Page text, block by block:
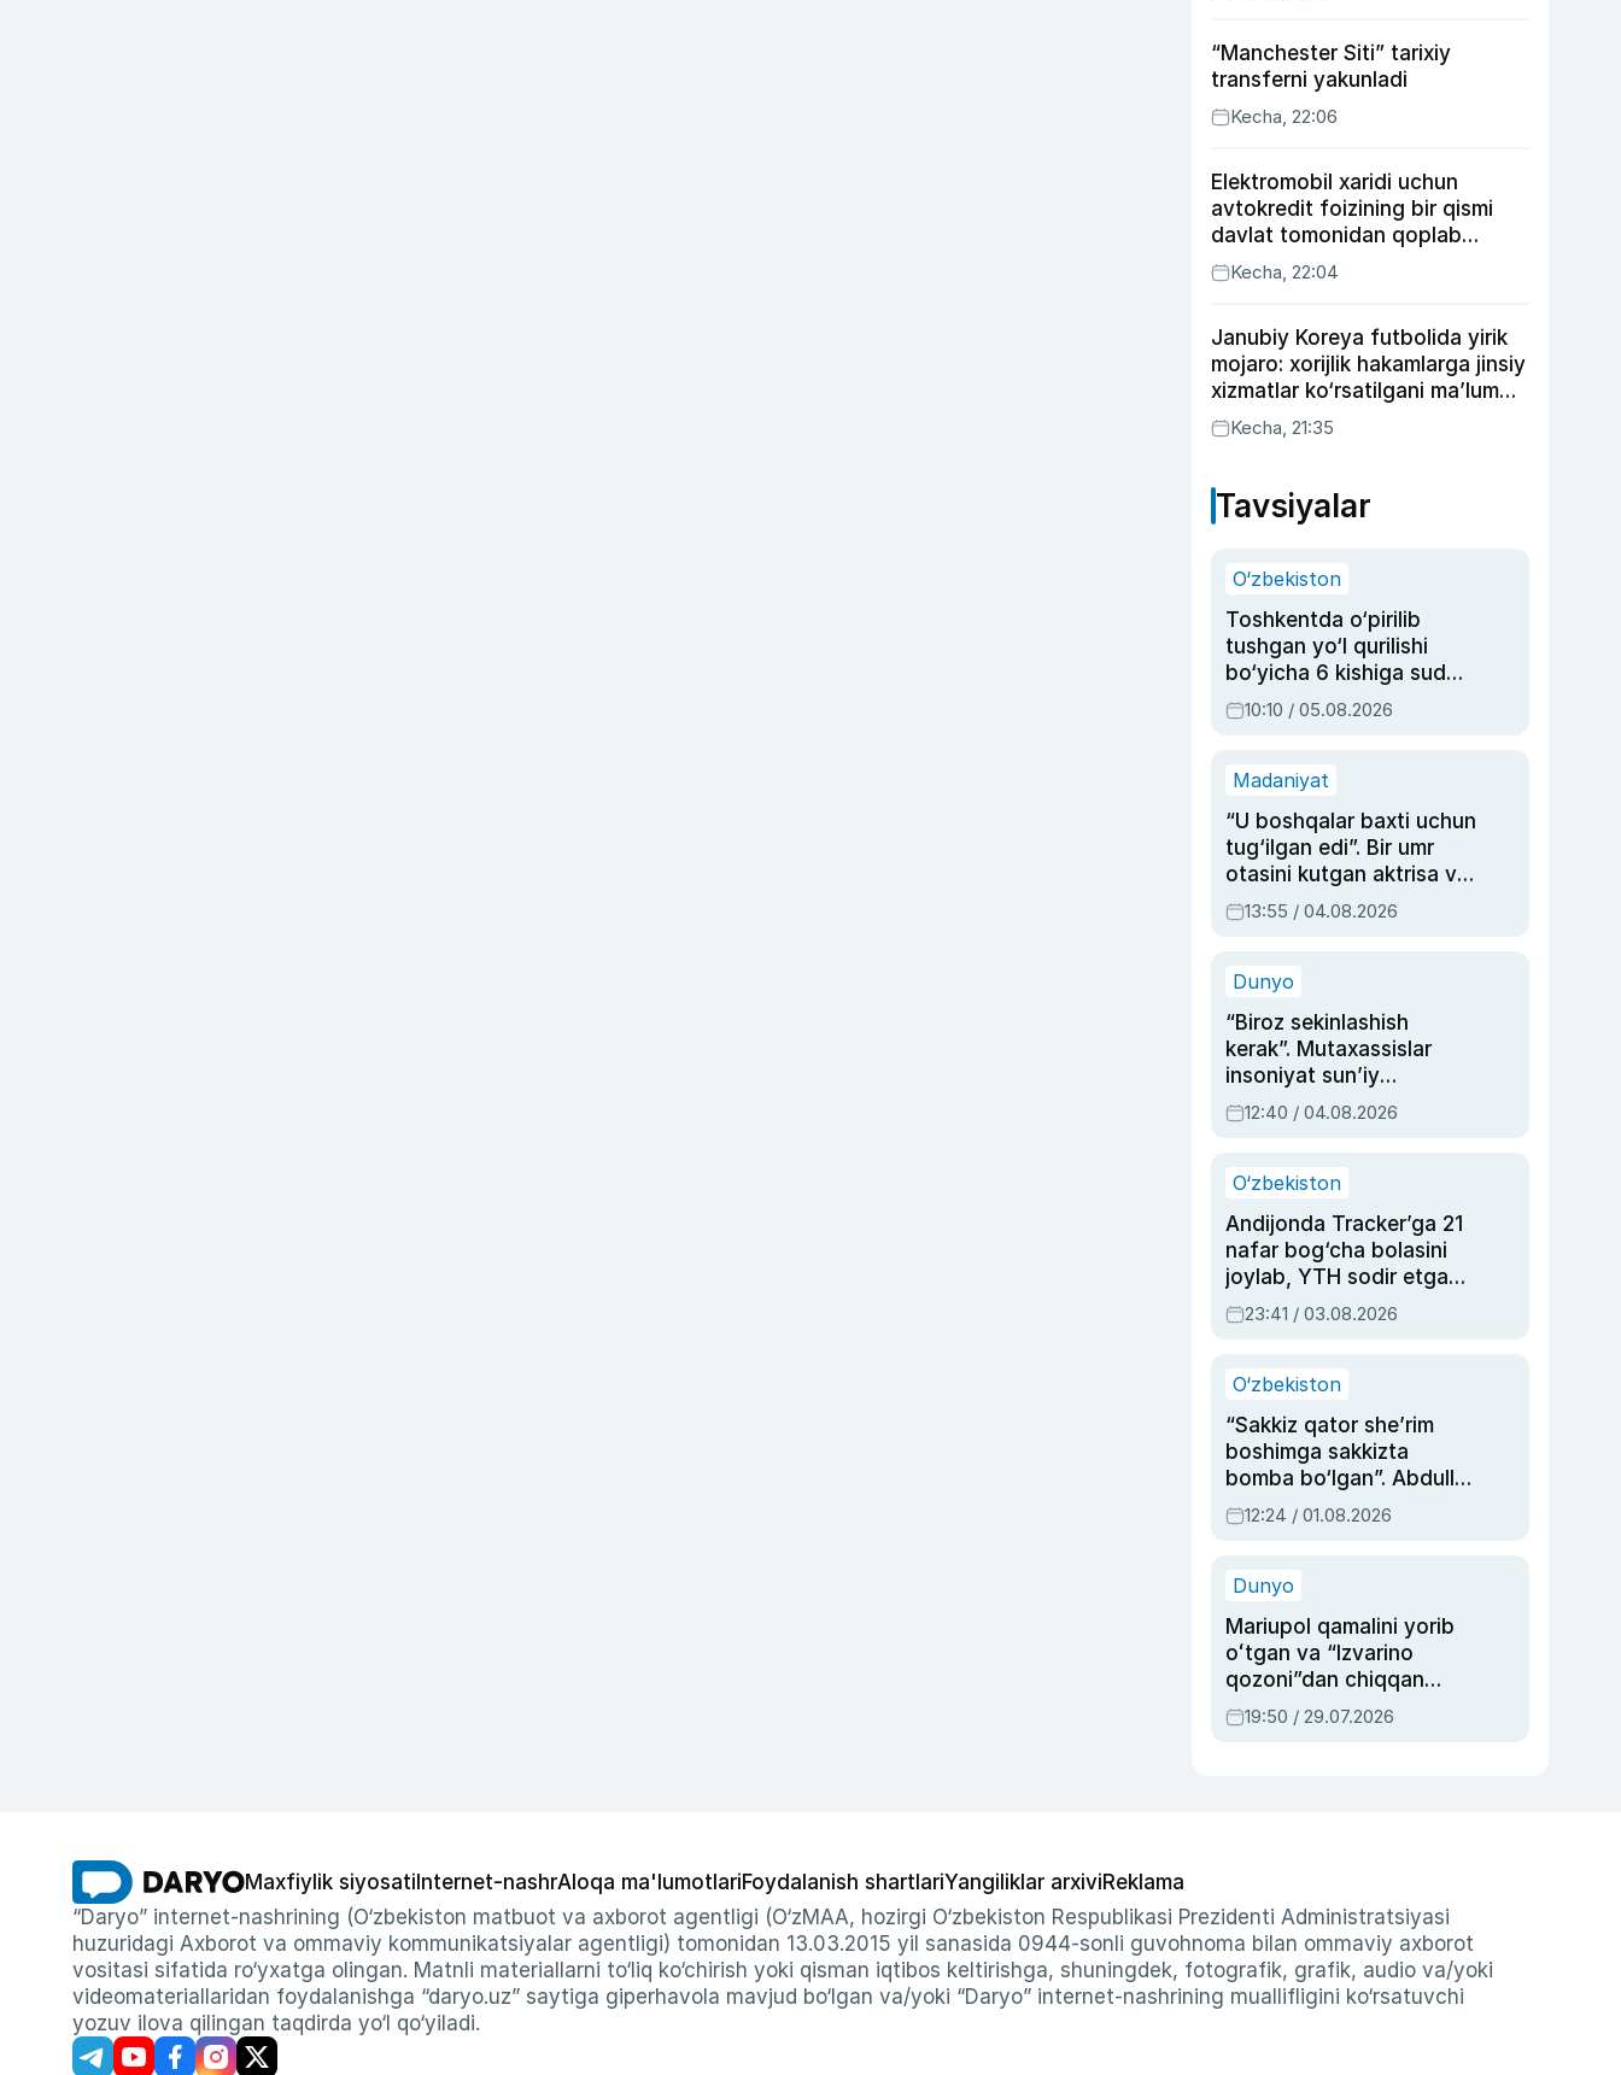
“Manchester Siti” tarixiy
transferni yakunladi
Kecha, 22:06
Elektromobil xaridi uchun
avtokredit foizining bir qismi
davlat tomonidan qoplab
berilishi mumkin
Kecha, 22:04
Janubiy Koreya futbolida yirik
mojaro: xorijlik hakamlarga jinsiy
xizmatlar ko‘rsatilgani ma’lum
qilindi
Kecha, 21:35
Tavsiyalar
O‘zbekiston
Toshkentda o‘pirilib
tushgan yo‘l qurilishi
bo‘yicha 6 kishiga sud
hukmi o‘qildi
10:10 / 05.08.2026
Madaniyat
“U boshqalar baxti uchun
tug‘ilgan edi”. Bir umr
otasini kutgan aktrisa va
dublyaj ustasi Rimma
Ahmedovaning
13:55 / 04.08.2026
Dunyo
“Biroz sekinlashish
kerak”. Mutaxassislar
insoniyat sun’iy
intellektni boshqara
olmay qolishidan xavotir
12:40 / 04.08.2026
O‘zbekiston
Andijonda Tracker’ga 21
nafar bog‘cha bolasini
joylab, YTH sodir etgan
ayolga sud hukmi o‘qildi
23:41 / 03.08.2026
O‘zbekiston
“Sakkiz qator she’rim
boshimga sakkizta
bomba bo‘lgan”. Abdulla
Oripovni siyosiy
ayblovlardan asrab
12:24 / 01.08.2026
Dunyo
Mariupol qamalini yorib
oʻtgan va “Izvarino
qozoni”dan chiqqan
qahramon — Ukraina
armiyasi bosh
19:50 / 29.07.2026
Maxfiylik siyosati Internet-nashrAloqa ma'lumotlariFoydalanish shartlariYangiliklar arxiviReklama
“Daryo” internet-nashrining (O‘zbekiston matbuot va axborot agentligi (O‘zMAA, hozirgi O‘zbekiston Respublikasi Prezidenti Administratsiyasi
huzuridagi Axborot va ommaviy kommunikatsiyalar agentligi) tomonidan 13.03.2015 yil sanasida 0944-sonli guvohnoma bilan ommaviy axborot
vositasi sifatida ro‘yxatga olingan. Matnli materiallarni to‘liq ko‘chirish yoki qisman iqtibos keltirishga, shuningdek, fotografik, grafik, audio va/yoki
videomateriallaridan foydalanishga “daryo.uz” saytiga giperhavola mavjud bo‘lgan va/yoki “Daryo” internet-nashrining muallifligini ko‘rsatuvchi
yozuv ilova qilingan taqdirda yo‘l qo‘yiladi.